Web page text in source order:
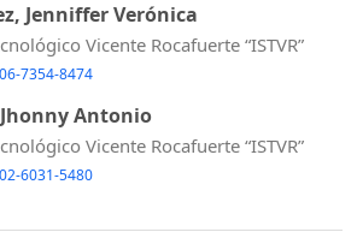
Jenniffer Verónica
Vicente Rocafuerte “ISTVR”
7354-8474
Antonio
Vicente Rocafuerte “ISTVR”
6031-5480